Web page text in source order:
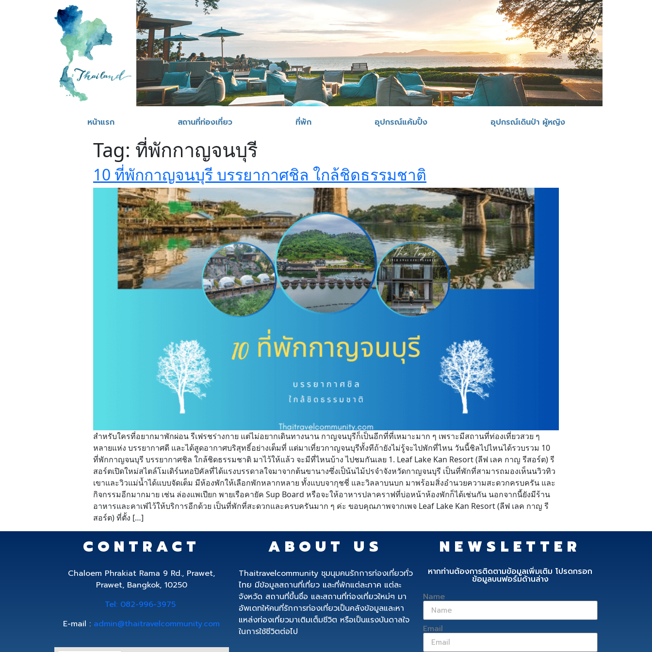
หน้าแรก สถานที่ท่องเที่ยว ที่พัก อุปกรณ์แค้มปิ้ง อุปกรณ์เดินป่า ผู้หญิง
Tag: ที่พักกาญจนบุรี
10 ที่พักกาญจนบุรี บรรยากาศชิล ใกล้ชิดธรรมชาติ
สำหรับใครที่อยากมาพักผ่อน รีเฟรชร่างกาย แต่ไม่อยากเดินทางนาน กาญจนบุรีก็เป็นอีกที่ที่เหมาะมาก ๆ เพราะมีสถานที่ท่องเที่ยวสวย ๆ
หลายแห่ง บรรยากาศดี และได้สูดอากาศบริสุทธิ์อย่างเต็มที่ แต่มาเที่ยวกาญจนบุรีทั้งทีถ้ายังไม่รู้จะไปพักที่ไหน วันนี้ชิลไปไหนได้รวบรวม 10
ที่พักกาญจนบุรี บรรยากาศชิล ใกล้ชิดธรรมชาติ มาไว้ให้แล้ว จะมีที่ไหนบ้าง ไปชมกันเลย 1. Leaf Lake Kan Resort (ลีฟ เลค กาญ รีสอร์ต) รี
สอร์ตเปิดใหม่สไตล์โมเดิร์นทอปิคัลที่ได้แรงบรรดาลใจมาจากต้นขานางซึ่งเป็น้นไม้ปรจำจังหวัดกาญจนบุรี เป็นที่พักที่สามารถมองเห็นนวิวทิว
เขาและวิวแม่น้ำได้แบบจัดเต็ม มีห้องพักให้เลือกพักหลากหลาย ทั้งแบบจากุชชี่ และวิลลาบนบก มาพร้อมสิ่งอำนวยความสะดวกครบครัน และ
กิจกรรมอีกมากมาย เช่น ล่องแพเปียก พายเรือคายัค Sup Board หรือจะให้อาหารปลาคราฟที่บ่อหน้าห้องพักก็ได้เช่นกัน นอกจากนี้ยังมีร้าน
อาหารและคาเฟ่ไว้ให้บริการอีกด้วย เป็นที่พักที่สะดวกและครบครันมาก ๆ ค่ะ ขอบคุณภาพจากเพจ Leaf Lake Kan Resort (ลีฟ เลค กาญ รี
สอร์ต) ที่ตั้ง […]
CONTRACT
Chaloem Phrakiat Rama 9 Rd., Prawet,
Prawet, Bangkok, 10250
Tel: 082-996-3975
E-mail : admin@thaitravelcommunity.com
ABOUT US
Thaitravelcommunity ชุมนุมคนรักการท่องเที่ยวทั่ว
ไทย มีข้อมูลสถานที่เที่ยว และที่พักแต่ละภาค แต่ละ
จังหวัด สถานที่ขึ้นชื่อ และสถานที่ท่องเที่ยวใหม่ๆ มา
อัพเดทให้คนที่รักการท่องเที่ยวเป็นคลังข้อมูลและหา
แหล่งท่องเที่ยวมาเติมเต็มชีวิต หรือเป็นแรงบันดาลใจ
ในการใช้ชีวิตต่อไป
NEWSLETTER
หากท่านต้องการติดตามข้อมูลเพิ่มเติม โปรดกรอก
ข้อมูลบนฟอร์มด้านล่าง
Name
Email